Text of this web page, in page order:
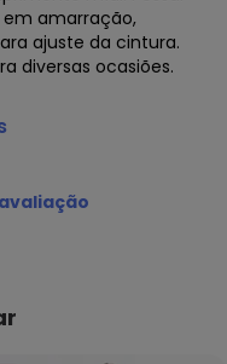
amarração,
ajuste da cintura.
diversas ocasiões.
Preto
Temperatura